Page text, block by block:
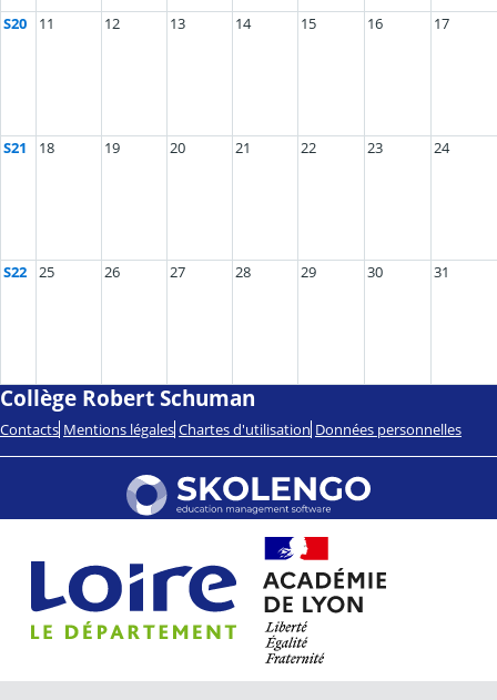
S20 11 12 13 14 15 16 17
S21 18 19 20 21 22 23 24
S22 25 26 27 28 29 30 31
Collège Robert Schuman
Contacts Mentions légales Chartes d'utilisation Données personnelles